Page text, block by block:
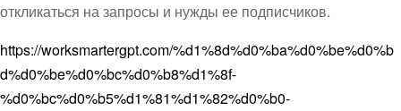
откликаться на запросы и нужды ее подписчиков.
https://worksmartergpt.com/%d1%8d%d0%ba%d0%be%d0%b
d%d0%be%d0%bc%d0%b8%d1%8f-
%d0%bc%d0%b5%d1%81%d1%82%d0%b0-